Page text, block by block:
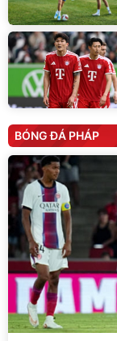
BÓNG ĐÁ PHÁP